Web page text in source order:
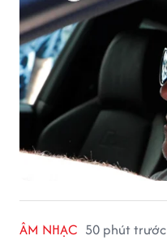
ÂM NHẠC 50 phút trước